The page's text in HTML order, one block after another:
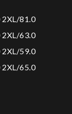
2XL/81.0
2XL/63.0
2XL/59.0
2XL/65.0